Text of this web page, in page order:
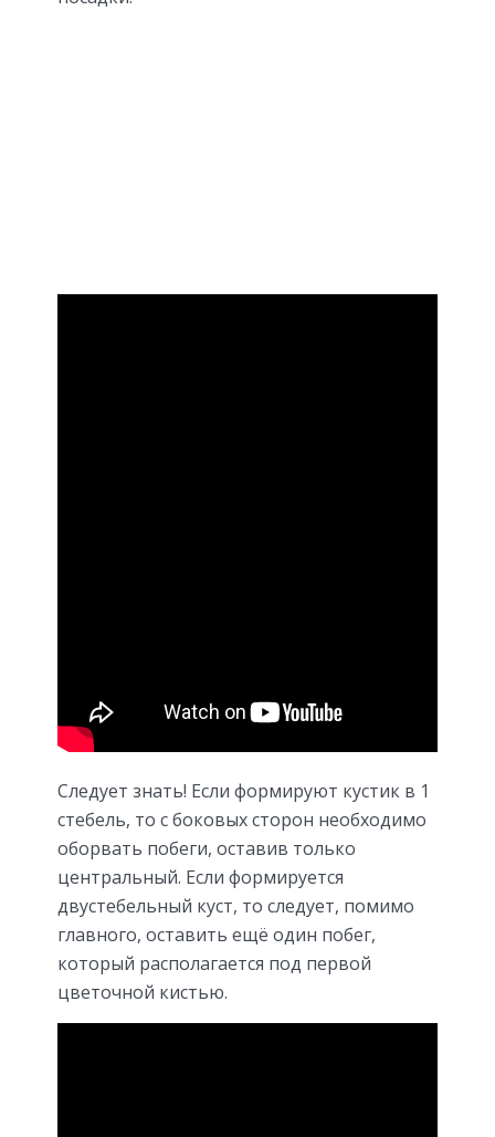
Следует знать! Если формируют кустик в 1
стебель, то с боковых сторон необходимо
оборвать побеги, оставив только
центральный. Если формируется
двустебельный куст, то следует, помимо
главного, оставить ещё один побег,
который располагается под первой
цветочной кистью.